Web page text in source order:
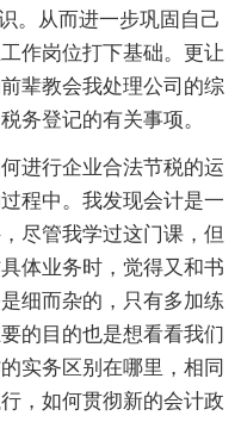
。从而进一步巩固自己
作岗位打下基础。更让
辈教会我处理公司的综
务登记的有关事项。
进行企业合法节税的运
程中。我发现会计是一
尽管我学过这门课，但
体业务时，觉得又和书
细而杂的，只有多加练
的目的也是想看看我们
实务区别在哪里，相同
，如何贯彻新的会计政